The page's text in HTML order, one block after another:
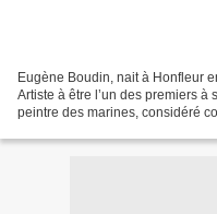
Eugène Boudin, nait à Honfleur
Artiste à être l’un des premiers à
peintre des marines, considéré